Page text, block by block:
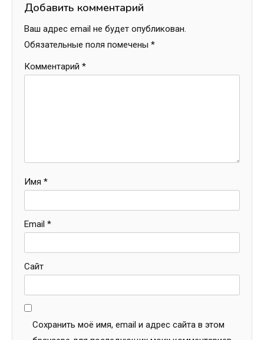
Добавить комментарий
Ваш адрес email не будет опубликован.
Обязательные поля помечены *
Комментарий *
Имя *
Email *
Сайт
Сохранить моё имя, email и адрес сайта в этом